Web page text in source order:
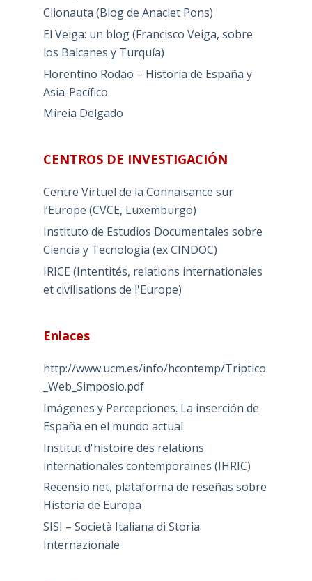
Clionauta (Blog de Anaclet Pons)
El Veiga: un blog (Francisco Veiga, sobre
los Balcanes y Turquía)
Florentino Rodao – Historia de España y
Asia-Pacífico
Mireia Delgado
CENTROS DE INVESTIGACIÓN
Centre Virtuel de la Connaisance sur
l’Europe (CVCE, Luxemburgo)
Instituto de Estudios Documentales sobre
Ciencia y Tecnología (ex CINDOC)
IRICE (Intentités, relations internationales
et civilisations de l'Europe)
Enlaces
http://www.ucm.es/info/hcontemp/Triptico
_Web_Simposio.pdf
Imágenes y Percepciones. La inserción de
España en el mundo actual
Institut d'histoire des relations
internationales contemporaines (IHRIC)
Recensio.net, plataforma de reseñas sobre
Historia de Europa
SISI – Società Italiana di Storia
Internazionale